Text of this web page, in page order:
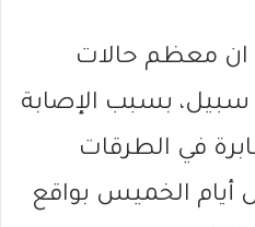
ان معظم حالات
سبيل، بسبب الإصابة
في الطرقات
أيام الخميس بواقع